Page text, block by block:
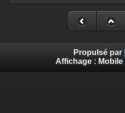
Propulsé par
Affichage : Mobile